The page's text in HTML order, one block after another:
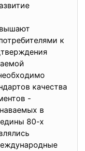
к
качества
-
в
80-х